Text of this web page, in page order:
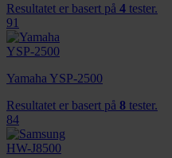
Resultatet er basert på 4 tester.
91
Yamaha YSP-2500
Resultatet er basert på 8 tester.
84